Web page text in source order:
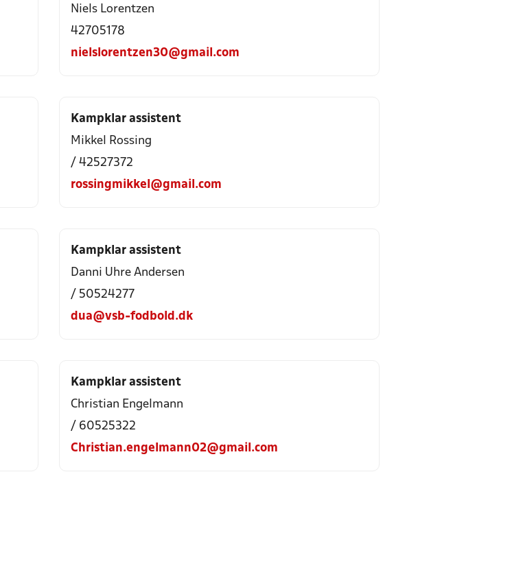
Niels Lorentzen
42705178
nielslorentzen30@gmail.com
Kampklar assistent
Mikkel Rossing
/ 42527372
rossingmikkel@gmail.com
Kampklar assistent
Danni Uhre Andersen
/ 50524277
dua@vsb-fodbold.dk
Kampklar assistent
Christian Engelmann
/ 60525322
Christian.engelmann02@gmail.com